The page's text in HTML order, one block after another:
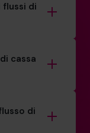
flussi di
cassa
di